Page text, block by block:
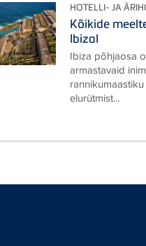
HOTELLI- JA
Kõikide
Ibizal
Ibiza põhjaosa
armastavaid
elurütmist...